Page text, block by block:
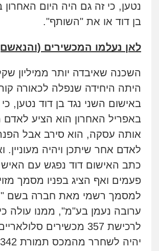
נטען, כי זה גם היה היום
בן דוד או את "השותף".
לאן נעלמו המכשירים
השכנה שאיבדה יותר ממיליון
היתה היחידה שנפלה לכאורה
באפריל האחרון הוא הציע
אותה עסקה, הוא סירב אבל
לאדם אחר שיתכן ויהיה מעוניין.
כתב האישום דוד נפגש עם
פעמים ואף הציג בפניו מסמך
למסמך רשמי מאת חברה בשם
ערובה נעמן בע"מ", ממנו עולה
לרכישת 357 מכשירים